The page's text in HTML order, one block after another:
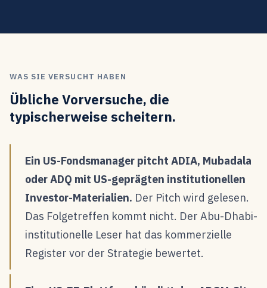
WAS SIE VERSUCHT HABEN
Übliche Vorversuche, die
typischerweise scheitern.
Ein US-Fondsmanager pitcht ADIA, Mubadala
oder ADQ mit US-geprägten institutionellen
Investor-Materialien. Der Pitch wird gelesen.
Das Folgetreffen kommt nicht. Der Abu-Dhabi-
institutionelle Leser hat das kommerzielle
Register vor der Strategie bewertet.